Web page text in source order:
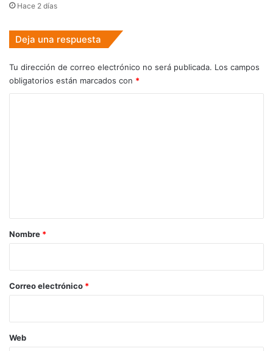
Hace 2 días
Deja una respuesta
Tu dirección de correo electrónico no será publicada. Los campos
obligatorios están marcados con *
r
*
Nombre *
Correo electrónico *
Web